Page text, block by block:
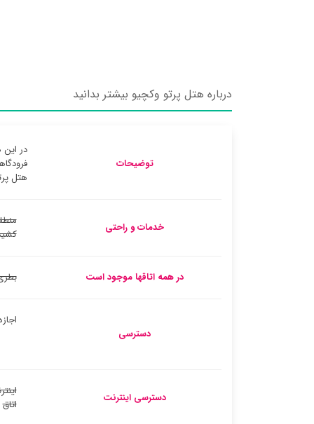
درباره هتل پرتو وکچیو بیشتر بدانید
توضیحات
در
هتل
خدمات و راحتی
در همه اتاقها موجود است
دسترسی
دسترسی اینترنت
اتاق